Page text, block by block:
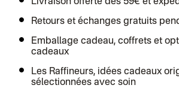
Retours et échanges gratuits
Emballage cadeau, coffrets et
cadeaux
Les Raffineurs, idées cadeaux
sélectionnées avec soin